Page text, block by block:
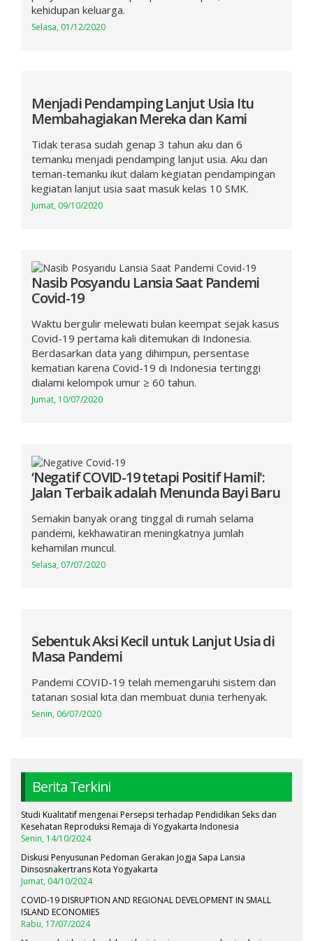
kehidupan keluarga.
Selasa, 01/12/2020
Menjadi Pendamping Lanjut Usia Itu
Membahagiakan Mereka dan Kami
Tidak terasa sudah genap 3 tahun aku dan 6
temanku menjadi pendamping lanjut usia. Aku dan
teman-temanku ikut dalam kegiatan pendampingan
kegiatan lanjut usia saat masuk kelas 10 SMK.
Jumat, 09/10/2020
Nasib Posyandu Lansia Saat Pandemi
Covid-19
Waktu bergulir melewati bulan keempat sejak kasus
Covid-19 pertama kali ditemukan di Indonesia.
Berdasarkan data yang dihimpun, persentase
kematian karena Covid-19 di Indonesia tertinggi
dialami kelompok umur ≥ 60 tahun.
Jumat, 10/07/2020
‘Negatif COVID-19 tetapi Positif Hamil':
Jalan Terbaik adalah Menunda Bayi Baru
Semakin banyak orang tinggal di rumah selama
pandemi, kekhawatiran meningkatnya jumlah
kehamilan muncul.
Selasa, 07/07/2020
Sebentuk Aksi Kecil untuk Lanjut Usia di
Masa Pandemi
Pandemi COVID-19 telah memengaruhi sistem dan
tatanan sosial kita dan membuat dunia terhenyak.
Senin, 06/07/2020
Berita Terkini
Studi Kualitatif mengenai Persepsi terhadap Pendidikan Seks dan
Kesehatan Reproduksi Remaja di Yogyakarta Indonesia
Senin, 14/10/2024
Diskusi Penyusunan Pedoman Gerakan Jogja Sapa Lansia
Dinsosnakertrans Kota Yogyakarta
Jumat, 04/10/2024
COVID-19 DISRUPTION AND REGIONAL DEVELOPMENT IN SMALL
ISLAND ECONOMIES
Rabu, 17/07/2024